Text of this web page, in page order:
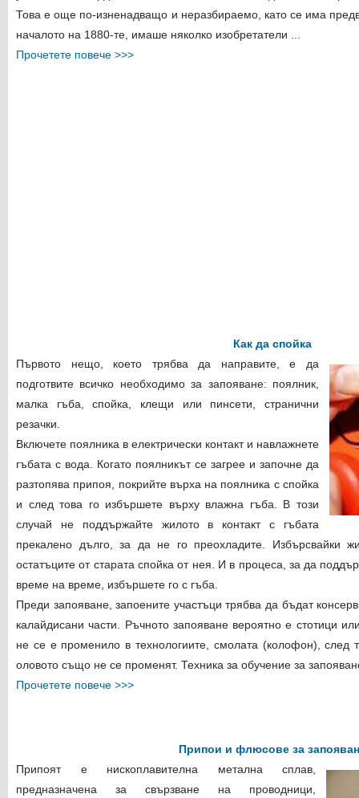
Това е още по-изненадващо и неразбираемо, като се има
началото на 1880-те, имаше няколко изобретатели ...
Прочетете повече >>>
Как да спойка
Първото нещо, което трябва да направите, е да
подготвите всичко необходимо за запояване: поялник,
малка гъба, спойка, клещи или пинсети, странични
резачки.
Включете поялника в електрически контакт и навлажнете
гъбата с вода. Когато поялникът се загрее и започне да
разтопява припоя, покрийте върха на поялника с спойка
и след това го избършете върху влажна гъба. В този
случай не поддържайте жилото в контакт с гъбата
прекалено дълго, за да не го преохладите. Избърсвайки
остатъците от старата спойка от нея. И в процеса, за да
време на време, избършете го с гъба.
Преди запояване, запоените участъци трябва да бъдат
калайдисани части. Ръчното запояване вероятно е стотици
не се е променило в технологиите, смолата (колофон), след
оловото също не се променят. Техника за обучение за
Прочетете повече >>>
Припои и флюсове за
Припоят е нископлавителна метална сплав,
предназначена за свързване на проводници,